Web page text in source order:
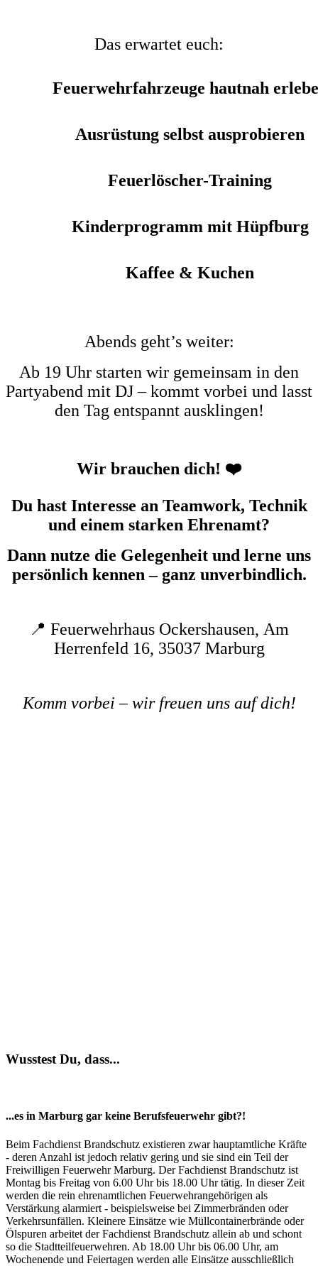
Das erwartet euch:
Feuerwehrfahrzeuge hautnah
Ausrüstung selbst ausprobieren
Feuerlöscher-Training
Kinderprogramm mit Hüpfburg
Kaffee & Kuchen
Abends geht’s weiter:
Ab 19 Uhr starten wir gemeinsam in den
Partyabend mit DJ – kommt vorbei und lasst
den Tag entspannt ausklingen!
Wir brauchen dich! ❤️
Du hast Interesse an Teamwork, Technik
und einem starken Ehrenamt?
Dann nutze die Gelegenheit und lerne uns
persönlich kennen – ganz unverbindlich.
📍 Feuerwehrhaus Ockershausen, Am
Herrenfeld 16, 35037 Marburg
Komm vorbei – wir freuen uns auf dich!
Wusstest Du, dass...
...es in Marburg gar keine Berufsfeuerwehr gibt?!
Beim Fachdienst Brandschutz existieren zwar hauptamtliche Kräfte
- deren Anzahl ist jedoch relativ gering und sie sind ein Teil der
Freiwilligen Feuerwehr Marburg. Der Fachdienst Brandschutz ist
Montag bis Freitag von 6.00 Uhr bis 18.00 Uhr tätig. In dieser Zeit
werden die rein ehrenamtlichen Feuerwehrangehörigen als
Verstärkung alarmiert - beispielsweise bei Zimmerbränden oder
Verkehrsunfällen. Kleinere Einsätze wie Müllcontainerbrände oder
Ölspuren arbeitet der Fachdienst Brandschutz allein ab und schont
so die Stadtteilfeuerwehren. Ab 18.00 Uhr bis 06.00 Uhr, am
Wochenende und Feiertagen werden alle Einsätze ausschließlich